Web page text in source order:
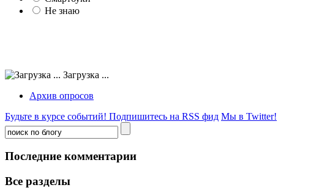
Не знаю
Загрузка ...
Архив опросов
Будьте в курсе событий! Подпишитесь на RSS фид Мы в Twitter!
Последние комментарии
Все разделы